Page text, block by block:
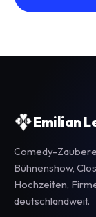
Emilian
Comedy-
Bühnenshow,
Hochzeiten,
deutschlandweit.